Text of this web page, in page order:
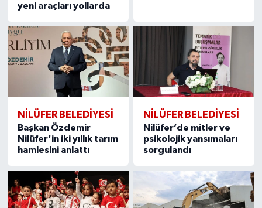
yeni araçları yollarda
NİLÜFER BELEDİYESİ
Başkan Özdemir
Nilüfer'in iki yıllık tarım
hamlesini anlattı
NİLÜFER BELEDİYESİ
Nilüfer’de mitler ve
psikolojik yansımaları
sorgulandı